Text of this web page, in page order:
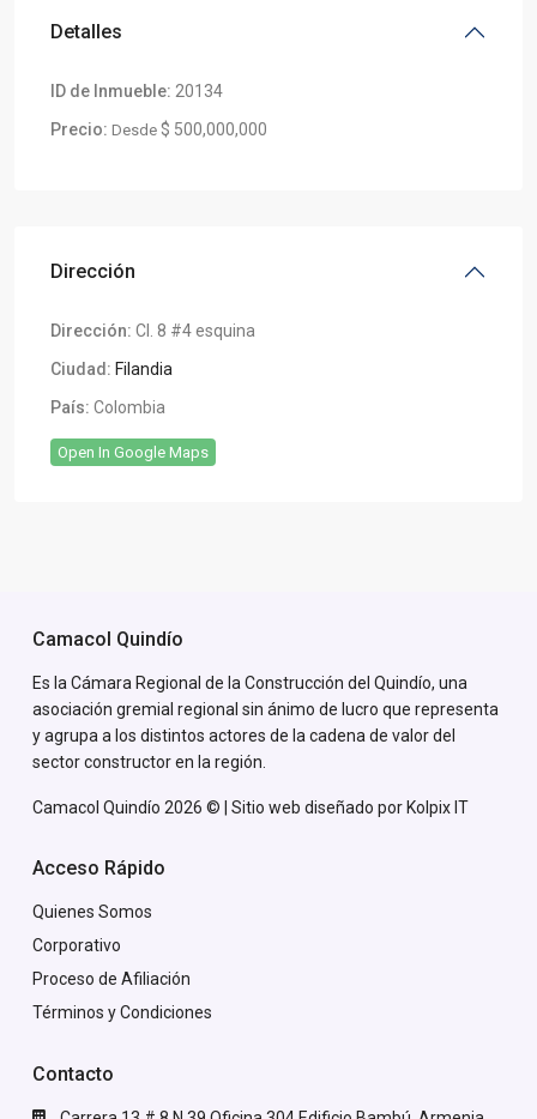
Detalles
ID de Inmueble: 20134
Precio: Desde $ 500,000,000
Dirección
Dirección: Cl. 8 #4 esquina
Ciudad: Filandia
País: Colombia
Open In Google Maps
Camacol Quindío
Es la Cámara Regional de la Construcción del Quindío, una
asociación gremial regional sin ánimo de lucro que representa
y agrupa a los distintos actores de la cadena de valor del
sector constructor en la región.
Camacol Quindío 2026 © | Sitio web diseñado por Kolpix IT
Acceso Rápido
Quienes Somos
Corporativo
Proceso de Afiliación
Términos y Condiciones
Contacto